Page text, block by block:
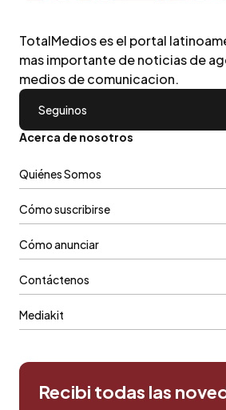
TotalMedios es el portal
mas importante de noticias de
medios de comunicacion.
Seguinos
Acerca de nosotros
Quiénes Somos
Cómo suscribirse
Cómo anunciar
Contáctenos
Mediakit
Recibi todas las